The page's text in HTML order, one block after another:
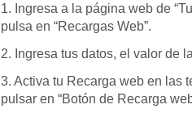
1. Ingresa a la página web de
pulsa en “Recargas Web”.
2. Ingresa tus datos, el valor de
3. Activa tu Recarga web en las
pulsar en “Botón de Recarga